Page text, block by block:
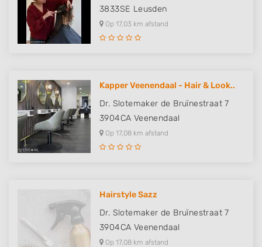
3833SE Leusden
Op 17,03 km afstand
Kapper Veenendaal - Hair & Look..
Dr. Slotemaker de Bruïnestraat 7
3904CA Veenendaal
Op 17,08 km afstand
Hairstyle Sazz
Dr. Slotemaker de Bruïnestraat 7
3904CA Veenendaal
Op 17,08 km afstand